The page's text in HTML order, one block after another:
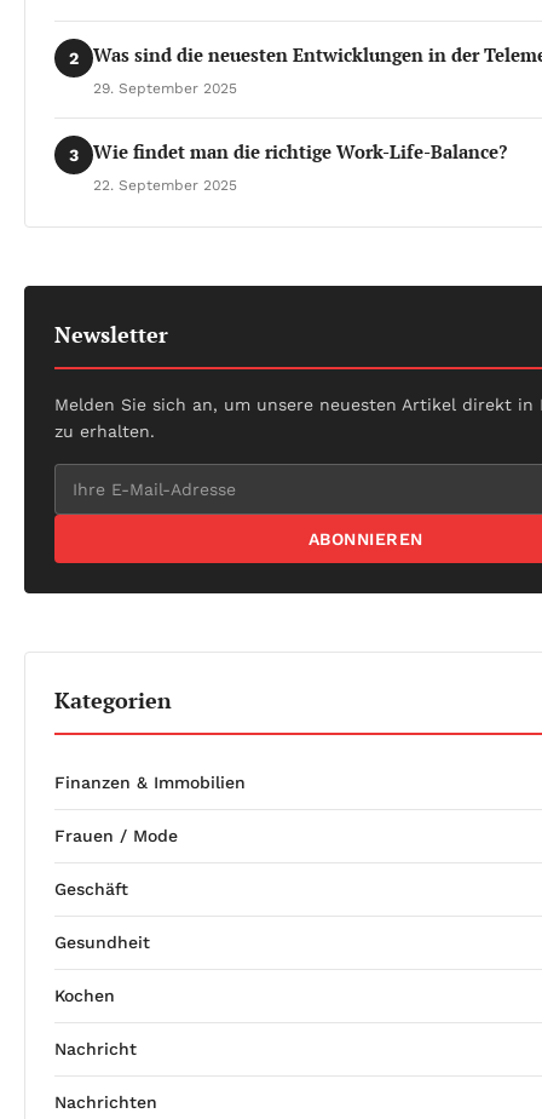
2 Was sind die neuesten Entwicklungen in der
29. September 2025
3 Wie findet man die richtige Work-Life-Balance?
22. September 2025
Newsletter
Melden Sie sich an, um unsere neuesten Artikel direkt in
zu erhalten.
ABONNIEREN
Kategorien
Finanzen & Immobilien
Frauen / Mode
Geschäft
Gesundheit
Kochen
Nachricht
Nachrichten